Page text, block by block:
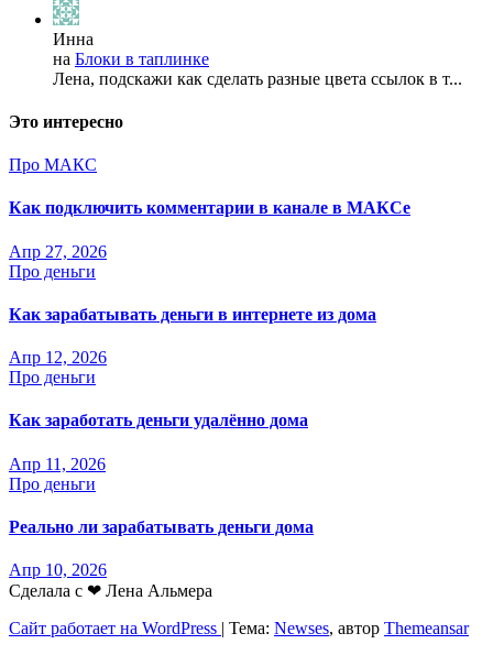
Инна
на Блоки в таплинке
Лена, подскажи как сделать разные цвета ссылок в т...
Это интересно
Про МАКС
Как подключить комментарии в канале в МАКСе
Апр 27, 2026
Про деньги
Как зарабатывать деньги в интернете из дома
Апр 12, 2026
Про деньги
Как заработать деньги удалённо дома
Апр 11, 2026
Про деньги
Реально ли зарабатывать деньги дома
Апр 10, 2026
Сделала с ❤ Лена Альмера
Сайт работает на WordPress | Тема: Newses, автор Themeansar